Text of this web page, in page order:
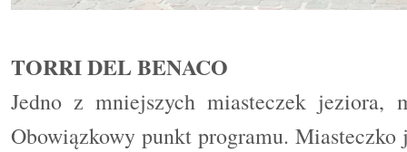
TORRI DEL BENACO
Jedno z mniejszych miasteczek jeziora,
Obowiązkowy punkt programu. Miasteczko